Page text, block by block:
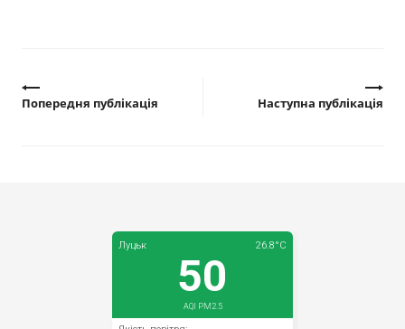
Попередня публікація Наступна публікація